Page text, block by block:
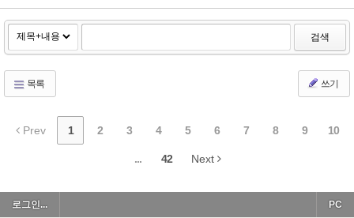
검색
목록 쓰기
Prev 1 2 3 4 5 6 7 8 9 10
... 42 Next
로그인... PC